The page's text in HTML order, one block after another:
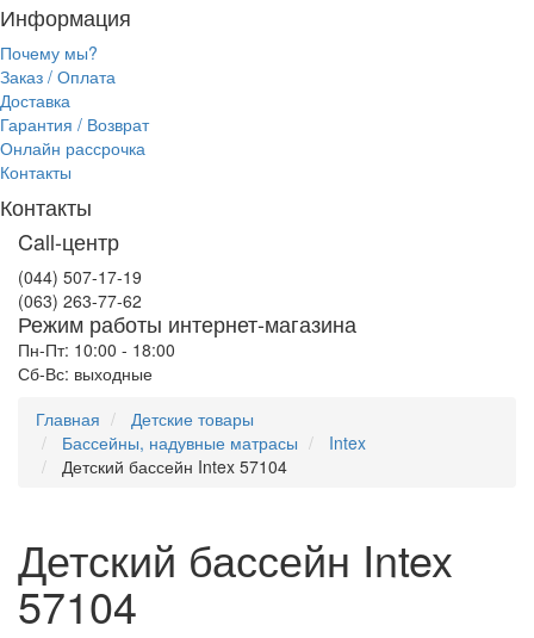
Информация
Почему мы?
Заказ / Оплата
Доставка
Гарантия / Возврат
Онлайн рассрочка
Контакты
Контакты
Call-центр
(044) 507-17-19
(063) 263-77-62
Режим работы интернет-магазина
Пн-Пт: 10:00 - 18:00
Сб-Вс: выходные
Главная
Детские товары
Бассейны, надувные матрасы
Intex
Детский бассейн Intex 57104
Детский бассейн Intex
57104